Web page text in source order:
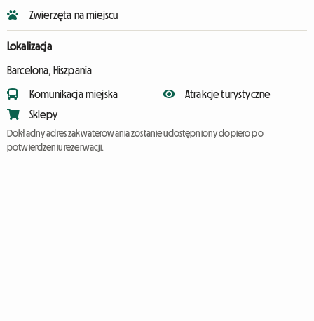
Zwierzęta na miejscu
Lokalizacja
Barcelona, Hiszpania
Komunikacja miejska
Sklepy
Atrakcje turystyczne
Dokładny adres zakwaterowania zostanie udostępniony dopiero po
potwierdzeniu rezerwacji.